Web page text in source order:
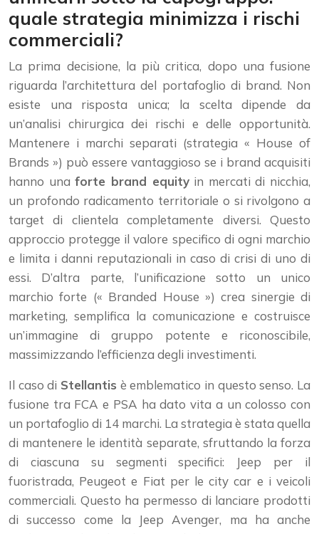
quale strategia minimizza i rischi
commerciali?
La prima decisione, la più critica, dopo una fusione
riguarda l’architettura del portafoglio di brand. Non
esiste una risposta unica; la scelta dipende da
un’analisi chirurgica dei rischi e delle opportunità.
Mantenere i marchi separati (strategia « House of
Brands ») può essere vantaggioso se i brand acquisiti
hanno unaforte brand equityin mercati di nicchia,
un profondo radicamento territoriale o si rivolgono a
target di clientela completamente diversi. Questo
approccio protegge il valore specifico di ogni marchio
e limita i danni reputazionali in caso di crisi di uno di
essi. D’altra parte, l’unificazione sotto un unico
marchio forte (« Branded House ») crea sinergie di
marketing, semplifica la comunicazione e costruisce
un’immagine di gruppo potente e riconoscibile,
massimizzando l’efficienza degli investimenti.
Il caso di Stellantis è emblematico in questo senso. La
fusione tra FCA e PSA ha dato vita a un colosso con
un portafoglio di 14 marchi. La strategia è stata quella
di mantenere le identità separate, sfruttando la forza
di ciascuna su segmenti specifici: Jeep per il
fuoristrada, Peugeot e Fiat per le city car e i veicoli
commerciali. Questo ha permesso di lanciare prodotti
di successo come la Jeep Avenger, ma ha anche